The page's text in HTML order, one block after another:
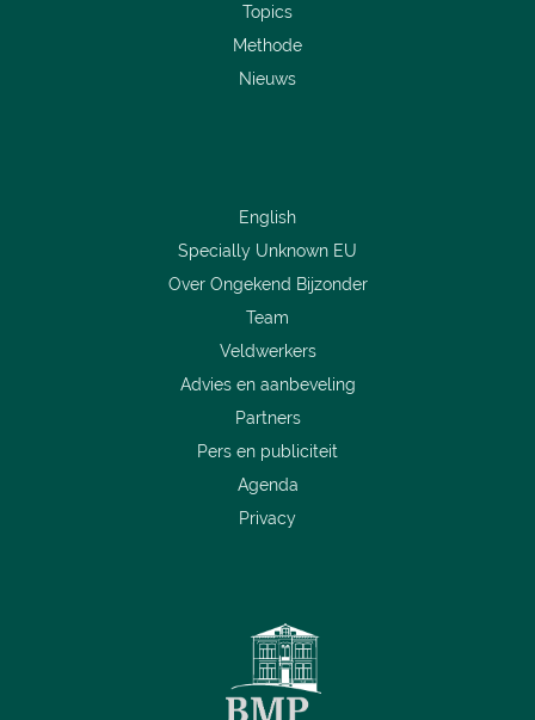
Topics
Methode
Nieuws
English
Specially Unknown EU
Over Ongekend Bijzonder
Team
Veldwerkers
Advies en aanbeveling
Partners
Pers en publiciteit
Agenda
Privacy